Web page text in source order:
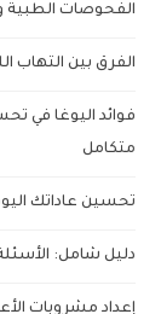
الفحوصات الطبية
الفرق بين التهاب
فوائد اليوغا في
متكامل
تحسين عاداتك
دليل شامل:
إعداد مشروبات